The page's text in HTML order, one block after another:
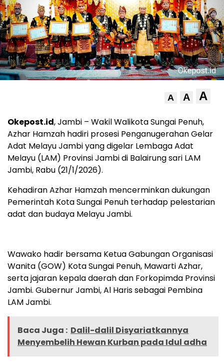
A A A
Okepost.id, Jambi – Wakil Walikota Sungai Penuh,
Azhar Hamzah hadiri prosesi Penganugerahan Gelar
Adat Melayu Jambi yang digelar Lembaga Adat
Melayu (LAM) Provinsi Jambi di Balairung sari LAM
Jambi, Rabu (21/1/2026).
Kehadiran Azhar Hamzah mencerminkan dukungan
Pemerintah Kota Sungai Penuh terhadap pelestarian
adat dan budaya Melayu Jambi.
Wawako hadir bersama Ketua Gabungan Organisasi
Wanita (GOW) Kota Sungai Penuh, Mawarti Azhar,
serta jajaran kepala daerah dan Forkopimda Provinsi
Jambi. Gubernur Jambi, Al Haris sebagai Pembina
LAM Jambi.
Baca Juga : Dalil-dalil Disyariatkannya
Menyembelih Hewan Kurban pada Idul adha